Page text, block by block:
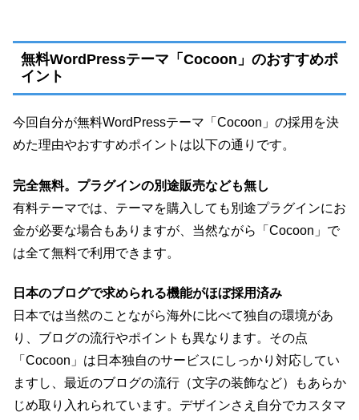
無料WordPressテーマ「Cocoon」のおすすめポ
イント
今回自分が無料WordPressテーマ「Cocoon」の採用を決
めた理由やおすすめポイントは以下の通りです。
完全無料。プラグインの別途販売なども無し
有料テーマでは、テーマを購入しても別途プラグインにお
金が必要な場合もありますが、当然ながら「Cocoon」で
は全て無料で利用できます。
日本のブログで求められる機能がほぼ採用済み
日本では当然のことながら海外に比べて独自の環境があ
り、ブログの流行やポイントも異なります。その点
「Cocoon」は日本独自のサービスにしっかり対応してい
ますし、最近のブログの流行（文字の装飾など）もあらか
じめ取り入れられています。デザインさえ自分でカスタマ